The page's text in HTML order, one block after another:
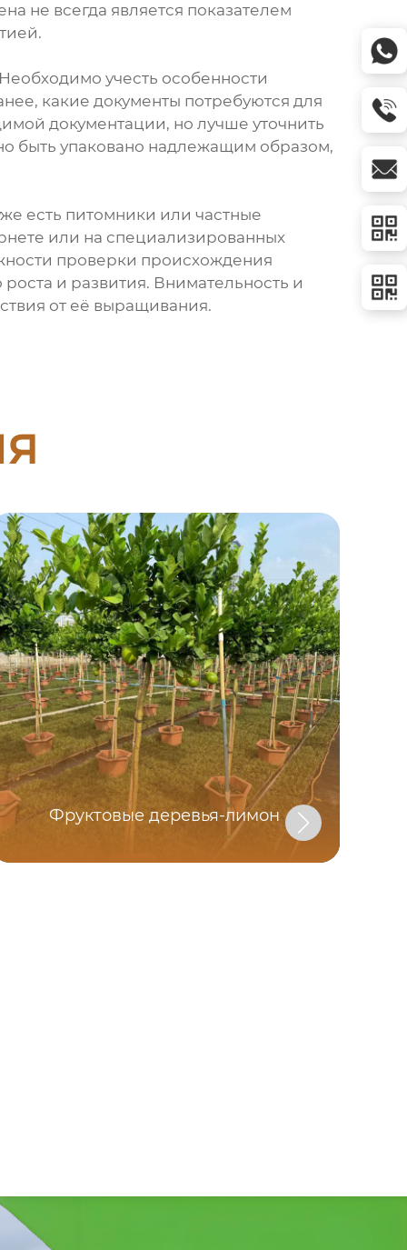
не всегда является показателем
учесть особенности
какие документы потребуются для
документации, но лучше уточнить
быть упаковано надлежащим образом,
есть питомники или частные
или на специализированных
проверки происхождения
и развития. Внимательность и
от её выращивания.
Фруктовые деревья-лимон